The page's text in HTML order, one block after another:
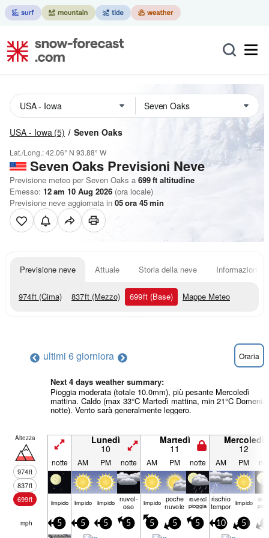
USA - Iowa (5) Seven Oaks
Lat./Long.:42.06° N 93.88° W
Seven Oaks Previsioni Neve
Previsione meteo per Seven Oaks a 699ft altitudine
Emesso: 12 am 10 Aug 2026 (ora locale)
Previsione neve aggiornata in 05ora 45min
Previsione neve Attuale Storia della neve Informazioni
974ft (Cima) 837ft (Mezzo) 699ft (Base) Mappe Meteo
ultimi 6 giorniora Oraria
Next 4 days weather summary:
Pioggia moderata (totale 10.0mm), più pesante Mercoledì
mattina. Caldo (max 33°C Martedì mattina, min 21°C
notte). Vento sarà generalmente leggero.
Altezza
974ft
837ft
699ft
Lunedì
10
Martedì
11
Mercoledì
12
notte AM PM notte AM PM notte AM PM
limp­ido limp­ido limp­ido nuvol-
oso limp­ido poche
nuvole
rovesci
pioggia
rischio
temporalelimp­ido
mph 5 5 5 5 5 5 5 10 5